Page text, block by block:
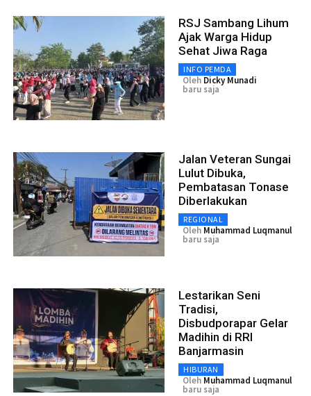
RSJ Sambang Lihum
Ajak Warga Hidup
Sehat Jiwa Raga
INFO PEMDA
Oleh Dicky Munadi
baru saja
Jalan Veteran Sungai
Lulut Dibuka,
Pembatasan Tonase
Diberlakukan
REGIONAL
Oleh Muhammad Luqmanul
baru saja
Lestarikan Seni
Tradisi,
Disbudporapar Gelar
Madihin di RRI
Banjarmasin
HIBURAN
Oleh Muhammad Luqmanul
baru saja